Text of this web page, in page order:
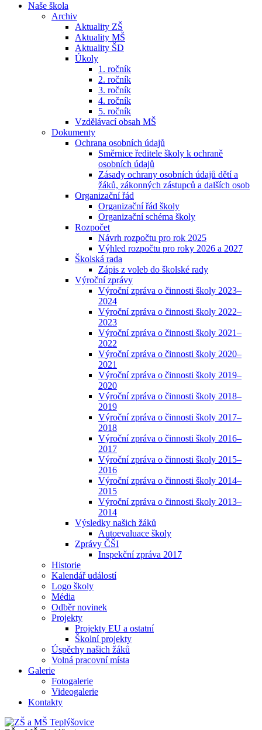
Naše škola
Archiv
Aktuality ZŠ
Aktuality MŠ
Aktuality ŠD
Úkoly
1. ročník
2. ročník
3. ročník
4. ročník
5. ročník
Vzdělávací obsah MŠ
Dokumenty
Ochrana osobních údajů
Směrnice ředitele školy k ochraně
osobních údajů
Zásady ochrany osobních údajů dětí a
žáků, zákonných zástupců a dalších osob
Organizační řád
Organizační řád školy
Organizační schéma školy
Rozpočet
Návrh rozpočtu pro rok 2025
Výhled rozpočtu pro roky 2026 a 2027
Školská rada
Zápis z voleb do školské rady
Výroční zprávy
Výroční zpráva o činnosti školy 2023–
2024
Výroční zpráva o činnosti školy 2022–
2023
Výroční zpráva o činnosti školy 2021–
2022
Výroční zpráva o činnosti školy 2020–
2021
Výroční zpráva o činnosti školy 2019–
2020
Výroční zpráva o činnosti školy 2018–
2019
Výroční zpráva o činnosti školy 2017–
2018
Výroční zpráva o činnosti školy 2016–
2017
Výroční zpráva o činnosti školy 2015–
2016
Výroční zpráva o činnosti školy 2014–
2015
Výroční zpráva o činnosti školy 2013–
2014
Výsledky našich žáků
Autoevaluace školy
Zprávy ČŠI
Inspekční zpráva 2017
Historie
Kalendář událostí
Logo školy
Média
Odběr novinek
Projekty
Projekty EU a ostatní
Školní projekty
Úspěchy našich žáků
Volná pracovní místa
Galerie
Fotogalerie
Videogalerie
Kontakty